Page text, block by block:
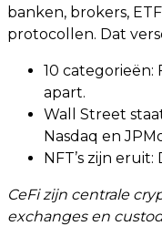
banken, brokers,
protocollen. Dat
10
apart.
Wall Street
Nasdaq en
NFT’s zijn eruit:
CeFi zijn centrale
exchanges en